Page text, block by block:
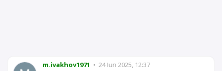
m.ivakhov1971 • 24 Iun 2025, 12:37